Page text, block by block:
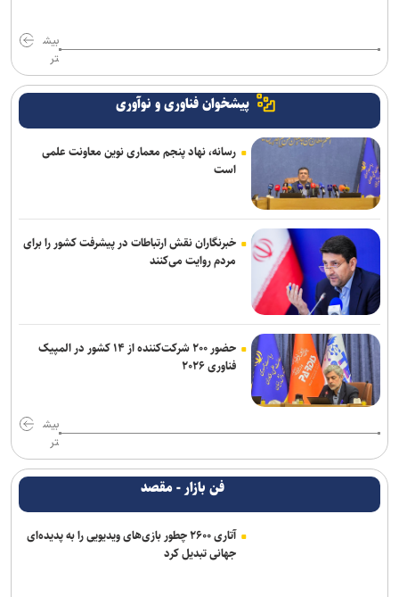
بیش
تر
پیشخوان فناوری و نوآوری
رسانه، نهاد پنجم معماری نوین معاونت علمی
است
خبرنگاران نقش ارتباطات در پیشرفت کشور را برای
مردم روایت می‌کنند
حضور ۲۰۰ شرکت‌کننده از ۱۴ کشور در المپیک
فناوری ۲۰۲۶
بیش
تر
فن بازار - مقصد
آتاری ۲۶۰۰ چطور بازی‌های ویدیویی را به پدیده‌ای
جهانی تبدیل کرد